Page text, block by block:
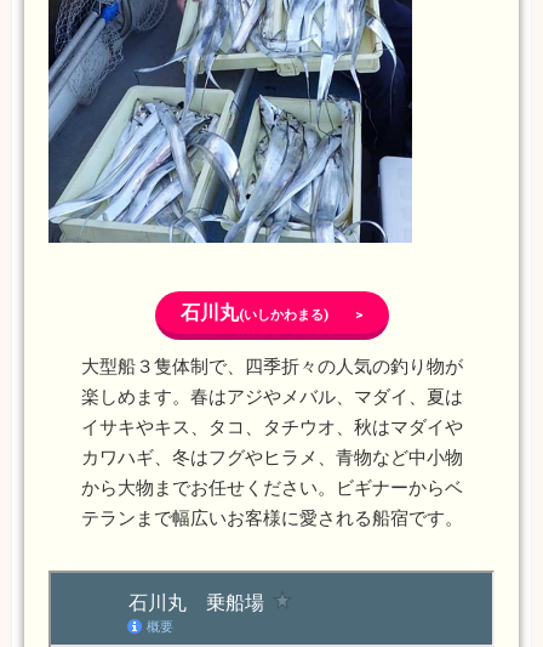
石川丸(いしかわまる) >
大型船３隻体制で、四季折々の人気の釣り物が
楽しめます。春はアジやメバル、マダイ、夏は
イサキやキス、タコ、タチウオ、秋はマダイや
カワハギ、冬はフグやヒラメ、青物など中小物
から大物までお任せください。ビギナーからベ
テランまで幅広いお客様に愛される船宿です。